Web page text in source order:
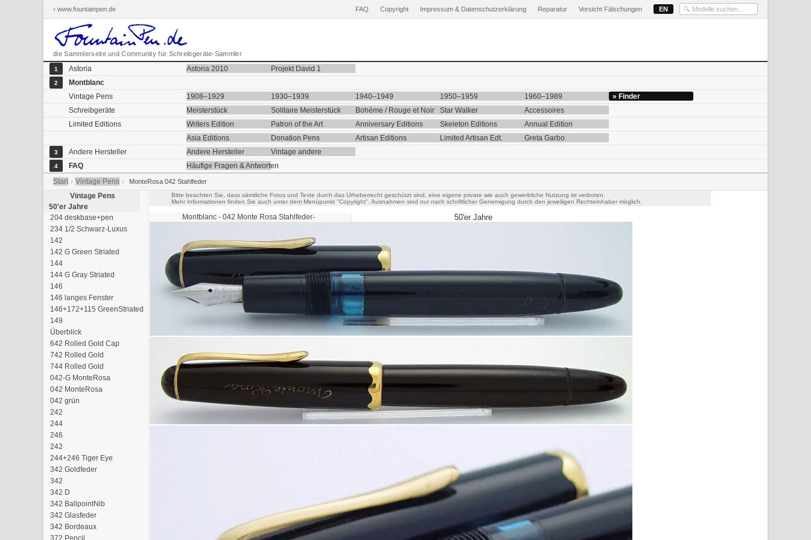
› www.fountainpen.de FAQ Copyright Impressum & Datenschutzerklärung Reparatur Vorsicht Fälschungen EN
die Sammlerseite und Community für Schreibgeräte-Sammler
1 Astoria Astoria 2010 Projekt David 1
2
Montblanc
Vintage Pens
1908–1929 1930–1939 1940–1949 1950–1959 1960–1989
» Finder
Schreibgeräte
Meisterstück Solitaire Meisterstück Bohème / Rouge et Noir Star Walker
Accessoires
Limited Editions
Writers Edition Patron of the Art Anniversary Editions Skeleton Editions
Annual Edition
Asia Editions
Donation Pens Artisan Editions Limited Artisan Edt. Greta Garbo
3 Andere Hersteller Andere Hersteller Vintage andere
4 FAQ
Häufige Fragen & Antworten
Start › Vintage Pens › MonteRosa 042 Stahlfeder
Vintage Pens
50'er Jahre
204 deskbase+pen
234 1/2 Schwarz-Luxus
142
142 G Green Striated
144
144 G Gray Striated
146
146 langes Fenster
146+172+115 GreenStriated
149
Überblick
642 Rolled Gold Cap
742 Rolled Gold
744 Rolled Gold
042-G MonteRosa
042 MonteRosa
042 grün
242
244
246
242
244+246 Tiger Eye
342 Goldfeder
342
342 D
342 BallpointNib
342 Glasfeder
342 Bordeaux
372 Pencil
Bitte beachten Sie, dass sämtliche Fotos und Texte durch das Urheberrecht geschützt sind, eine eigene private wie auch gewerbliche Nutzung ist verboten.
Mehr Informationen finden Sie auch unter dem Menüpunkt "Copyright". Ausnahmen sind nur nach schriftlicher Genemigung durch den jeweiligen Rechteinhaber möglich.
Montblanc - 042 Monte Rosa Stahlfeder- 50'er Jahre